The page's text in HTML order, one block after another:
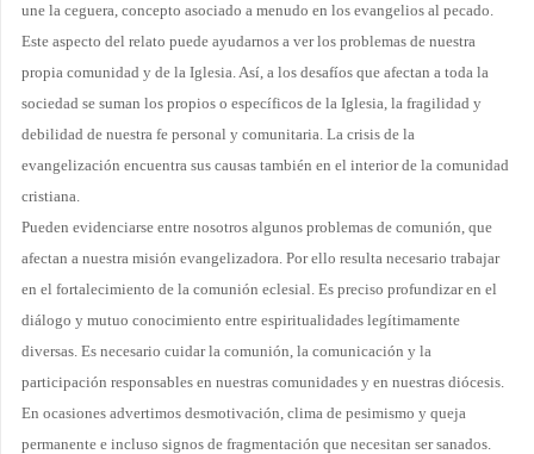
une la ceguera, concepto asociado a menudo en los evangelios al pecado.
Este aspecto del relato puede ayudarnos a ver los problemas de nuestra
propia comunidad y de la Iglesia. Así, a los desafíos que afectan a toda la
sociedad se suman los propios o específicos de la Iglesia, la fragilidad y
debilidad de nuestra fe personal y comunitaria. La crisis de la
evangelización encuentra sus causas también en el interior de la comunidad
cristiana.
Pueden evidenciarse entre nosotros algunos problemas de comunión, que
afectan a nuestra misión evangelizadora. Por ello resulta necesario trabajar
en el fortalecimiento de la comunión eclesial. Es preciso profundizar en el
diálogo y mutuo conocimiento entre espiritualidades legítimamente
diversas. Es necesario cuidar la comunión, la comunicación y la
participación responsables en nuestras comu­nidades y en nuestras diócesis.
En ocasiones advertimos desmotivación, clima de pesimismo y queja
permanente e incluso signos de fragmentación que necesitan ser sanados.